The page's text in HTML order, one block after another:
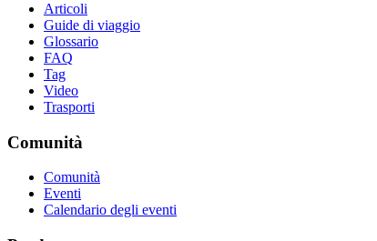
Articoli
Guide di viaggio
Glossario
FAQ
Tag
Video
Trasporti
Comunità
Comunità
Eventi
Calendario degli eventi